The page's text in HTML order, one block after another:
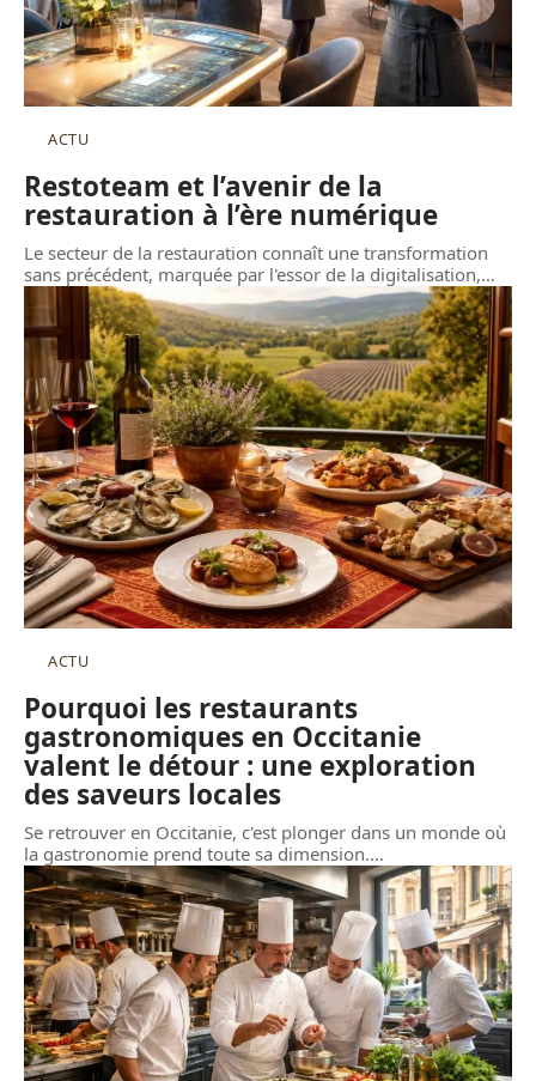
ACTU
Restoteam et l’avenir de la
restauration à l’ère numérique
Le secteur de la restauration connaît une transformation
sans précédent, marquée par l'essor de la digitalisation,…
ACTU
Pourquoi les restaurants
gastronomiques en Occitanie
valent le détour : une exploration
des saveurs locales
Se retrouver en Occitanie, c'est plonger dans un monde où
la gastronomie prend toute sa dimension.…